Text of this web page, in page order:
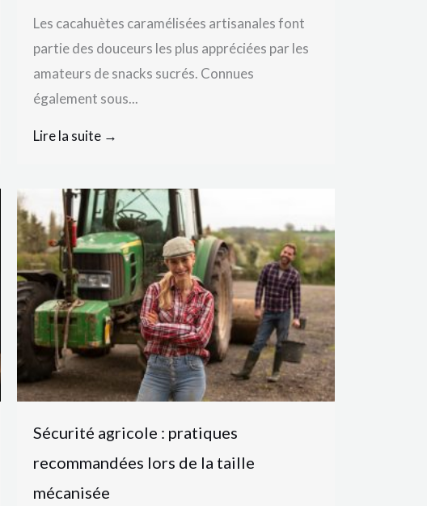
Les cacahuètes caramélisées artisanales font
partie des douceurs les plus appréciées par les
amateurs de snacks sucrés. Connues
également sous...
Lire la suite →
Sécurité agricole : pratiques
recommandées lors de la taille
mécanisée